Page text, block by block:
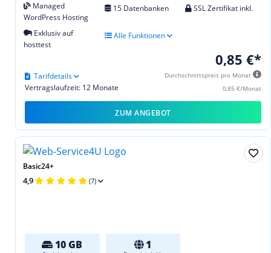
Managed
WordPress Hosting
15 Datenbanken SSL Zertifikat inkl.
Exklusiv auf
hosttest
Alle Funktionen
0,85 €*
Durchschnittspreis pro Monat
0,85 €/Monat
Vertragslaufzeit: 12 Monate
Tarifdetails
ZUM ANGEBOT
Basic24+
4,9 (7)
10 GB 1